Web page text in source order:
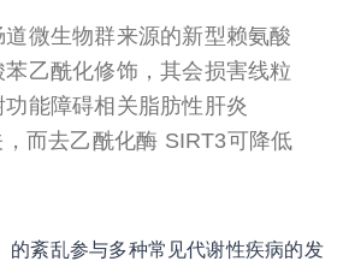
微生物群来源的新型赖氨酸
乙酰化修饰，其会损害线粒
能障碍相关脂肪性肝炎
，而去乙酰化酶 SIRT3可降低
的紊乱参与多种常见代谢性疾病的发